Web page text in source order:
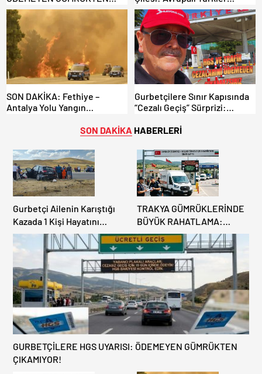
ÇIKAMIYOR!
Karayollarına Akın Etti,
Gümrükler Kilitlendi!
SON DAKİKA: Fethiye –
Antalya Yolu Yangın
Gurbetçilere Sınır Kapısında
“Cezalı Geçiş” Sürprizi:
Çıkamıyor!
SON DAKİKA HABERLERİ
Gurbetçi Ailenin Karıştığı
Kazada 1 Kişi Hayatını
Kaybederken, 7 kişi
Yaralandı.
TRAKYA GÜMRÜKLERİNDE
BÜYÜK RAHATLAMA:
DEREKÖY HAFİF TİCARİ
ARAÇLARA AÇILIYOR!
GURBETÇİLERE HGS UYARISI: ÖDEMEYEN GÜMRÜKTEN
ÇIKAMIYOR!